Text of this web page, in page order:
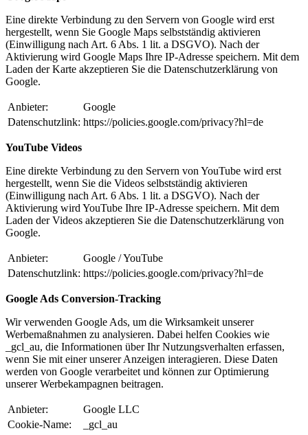
Eine direkte Verbindung zu den Servern von Google wird erst
hergestellt, wenn Sie Google Maps selbstständig aktivieren
(Einwilligung nach Art. 6 Abs. 1 lit. a DSGVO). Nach der
Aktivierung wird Google Maps Ihre IP-Adresse speichern. Mit dem
Laden der Karte akzeptieren Sie die Datenschutzerklärung von
Google.
Anbieter:
Google
Datenschutzlink: https://policies.google.com/privacy?hl=de
YouTube Videos
Eine direkte Verbindung zu den Servern von YouTube wird erst
hergestellt, wenn Sie die Videos selbstständig aktivieren
(Einwilligung nach Art. 6 Abs. 1 lit. a DSGVO). Nach der
Aktivierung wird YouTube Ihre IP-Adresse speichern. Mit dem
Laden der Videos akzeptieren Sie die Datenschutzerklärung von
Google.
Anbieter:
Google / YouTube
Datenschutzlink: https://policies.google.com/privacy?hl=de
Google Ads Conversion-Tracking
Wir verwenden Google Ads, um die Wirksamkeit unserer
Werbemaßnahmen zu analysieren. Dabei helfen Cookies wie
_gcl_au, die Informationen über Ihr Nutzungsverhalten erfassen,
wenn Sie mit einer unserer Anzeigen interagieren. Diese Daten
werden von Google verarbeitet und können zur Optimierung
unserer Werbekampagnen beitragen.
Anbieter:
Google LLC
Cookie-Name:
_gcl_au